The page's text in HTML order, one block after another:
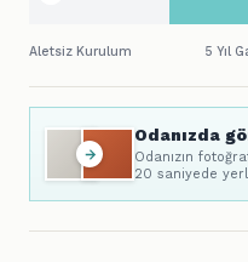
Aletsiz Kurulum 5 Yıl
Odanızda
Odanızın
20 saniyede